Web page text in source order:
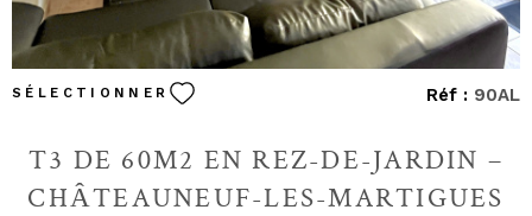
SÉLECTIONNER Réf : 90AL
T3 DE 60M2 EN REZ-DE-JARDIN –
CHÂTEAUNEUF-LES-MARTIGUES